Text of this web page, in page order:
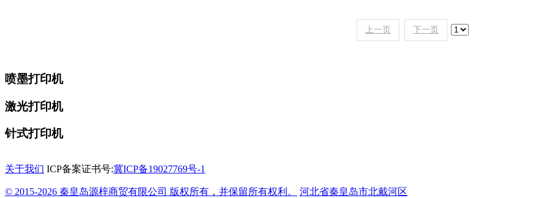
上一页 下一页
喷墨打印机
激光打印机
针式打印机
关于我们 ICP备案证书号:冀ICP备19027769号-1
© 2015-2026 秦皇岛源梓商贸有限公司 版权所有，并保留所有权利。 河北省秦皇岛市北戴河区